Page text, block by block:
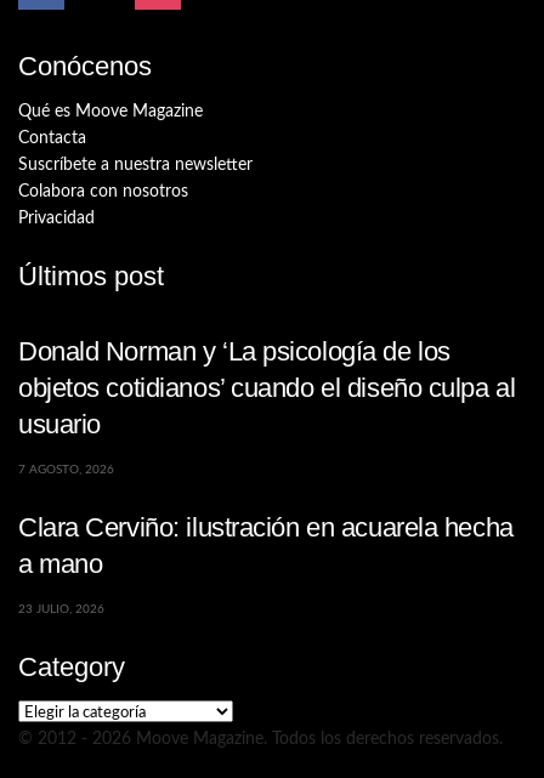
Conócenos
Qué es Moove Magazine
Contacta
Suscríbete a nuestra newsletter
Colabora con nosotros
Privacidad
Últimos post
Donald Norman y ‘La psicología de los
objetos cotidianos’ cuando el diseño culpa al
usuario
7 AGOSTO, 2026
Clara Cerviño: ilustración en acuarela hecha
a mano
23 JULIO, 2026
Category
Category
© 2012 - 2026 Moove Magazine. Todos los derechos reservados.